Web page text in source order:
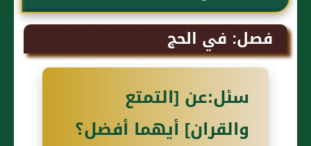
فصل: في الحج‏‏
سئل:عن ‏[‏التمتع
والقران] أيهما أفضل؟